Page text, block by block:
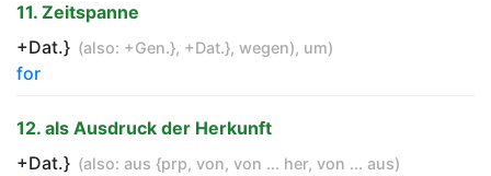
11. Zeitspanne
+Dat.} (also: +Gen.}, +Dat.}, wegen), um)
for
12. als Ausdruck der Herkunft
+Dat.} (also: aus {prp, von, von ... her, von ... aus)